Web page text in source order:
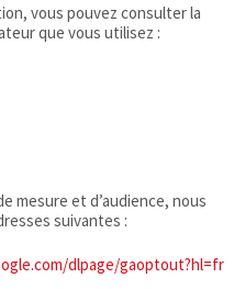
vous pouvez consulter la
que vous utilisez :
mesure et d’audience, nous
suivantes :
dlpage/gaoptout?hl=fr